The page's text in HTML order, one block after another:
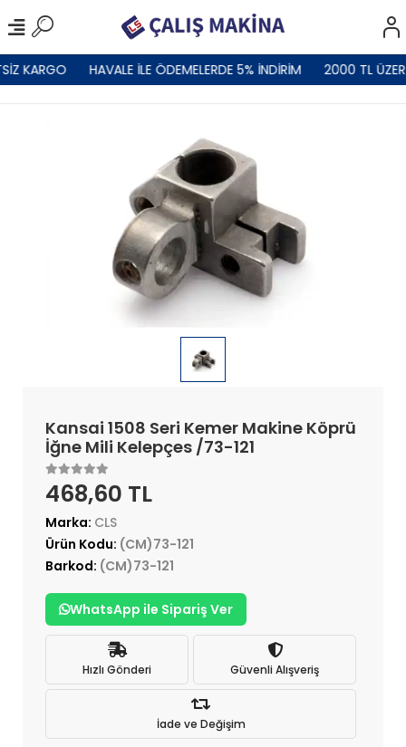
KARGO HAVALE İLE ÖDEMELERDE 5% İNDİRİM 2000 TL
Kansai 1508 Seri Kemer Makine Köprü
İğne Mili Kelepçes /73-121
468,60 TL
Marka: CLS
Ürün Kodu: (CM)73-121
Barkod: (CM)73-121
WhatsApp ile Sipariş Ver
Hızlı Gönderi Güvenli Alışveriş
İade ve Değişim